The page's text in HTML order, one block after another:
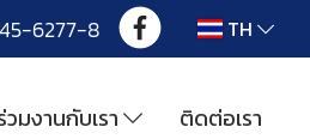
6277-8 TH
วมงานกับเรา ติดต่อเรา